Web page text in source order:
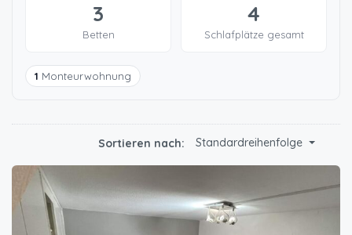
3
Betten
4
Schlafplätze gesamt
1 Monteurwohnung
Sortieren nach: Standardreihenfolge